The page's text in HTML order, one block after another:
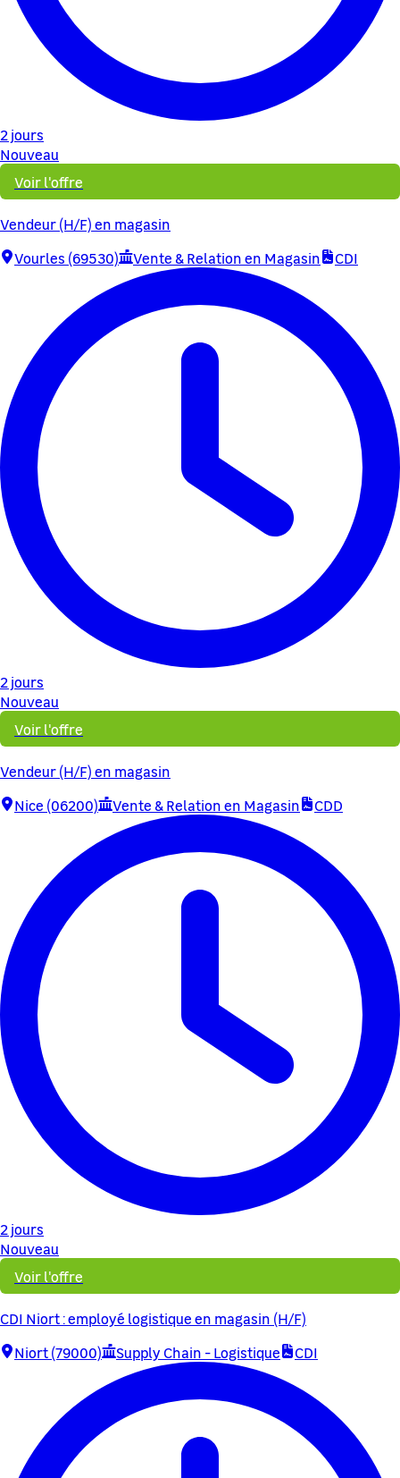
2 jours
Nouveau
Voir l'offre
Vendeur (H/F) en magasin
Vourles (69530)
Vente & Relation en Magasin CDI
2 jours
Nouveau
Voir l'offre
Vendeur (H/F) en magasin
Nice (06200)
Vente & Relation en Magasin CDD
2 jours
Nouveau
Voir l'offre
CDI Niort : employé logistique en magasin (H/F)
Niort (79000)
Supply Chain - Logistique CDI